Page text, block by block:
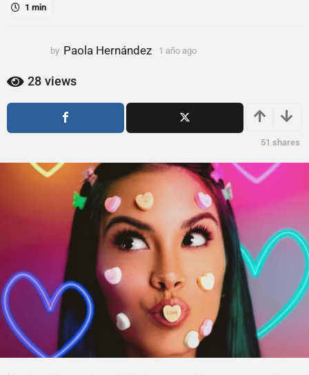
a
a
o
1 min
by Paola Hernández 1 año ago
a
28 views
51 shares